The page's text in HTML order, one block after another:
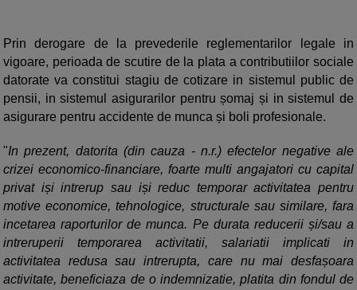
Prin derogare de la prevederile reglementarilor legale in
vigoare, perioada de scutire de la plata a contributiilor sociale
datorate va constitui stagiu de cotizare in sistemul public de
pensii, in sistemul asigurarilor pentru șomaj și in sistemul de
asigurare pentru accidente de munca și boli profesionale.
"In prezent, datorita (din cauza - n.r.) efectelor negative ale
crizei economico-financiare, foarte multi angajatori cu capital
privat iși intrerup sau iși reduc temporar activitatea pentru
motive economice, tehnologice, structurale sau similare, fara
incetarea raporturilor de munca. Pe durata reducerii și/sau a
intreruperii temporarea activitatii, salariatii implicati in
activitatea redusa sau intrerupta, care nu mai desfașoara
activitate, beneficiaza de o indemnizatie, platita din fondul de